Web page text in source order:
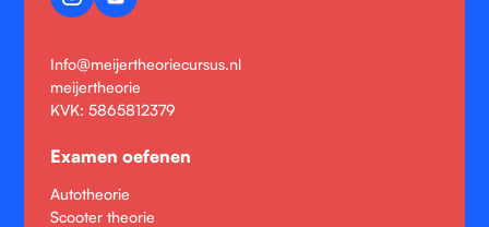
Info@meijertheoriecursus.nl
meijertheorie
KVK: 5865812379
Examen oefenen
Autotheorie
Scooter theorie